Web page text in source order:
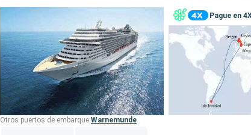
Pague en
Otros puertos de embarque:Warnemunde